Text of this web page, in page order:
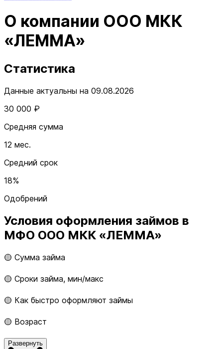
О компании ООО МКК
«ЛЕММА»
Статистика
Данные актуальны на 09.08.2026
30 000 ₽
Средняя сумма
12 мес.
Средний срок
18%
Одобрений
Условия оформления займов в
МФО ООО МКК «ЛЕММА»
🟡 Сумма займа
🟡 Сроки займа, мин/макс
🟡 Как быстро оформляют займы
🟡 Возраст
Развернуть